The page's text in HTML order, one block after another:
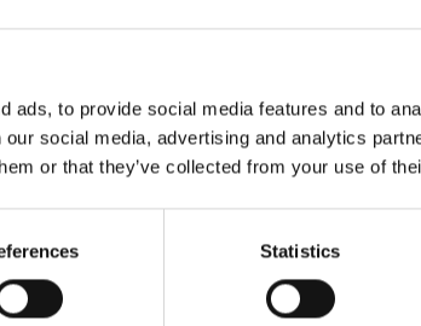
ads, to provide social media features and to
social media, advertising and analytics
or that they’ve collected from your use of
Statistics
större sortiment
delar av sortimentet kvar utanför.
växterna mådde inte bra av att flyttas in
av sortimentet stå kvar utanför.
och sa ”Vi behövde en blomma igår kväll,